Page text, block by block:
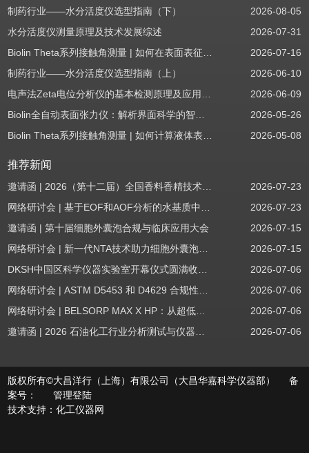
制药行业——水分活度仪选型指南（下）
2026-08-05
水分活度仪测量原理及技术发展综述
2026-07-31
Biolin Theta系列接触角测量 | 如何在表面表征应用中使用接触角：后退角
2026-07-16
制药行业——水分活度仪选型指南（上）
2026-06-10
电声法Zeta电位分析仪的基本检测原理及应用场景
2026-06-09
Biolin全自动表面张力仪：解析界面科学的智能之眼
2026-05-26
Biolin Theta系列接触角测量 | 如何计算液体表面张力分量
2026-05-08
推荐新闻
邀请函 | 2026（第十二届）全国香料香精技术交流年会
2026-07-23
网络研讨会 | 基于EOF和AOF分析的水基质中PFAS筛查
2026-07-23
邀请函 | 第十届细胞外囊泡合规与临床应用大会
2026-07-15
网络研讨会 | 新一代NTA技术助力细胞外囊泡质量评估与工艺开发
2026-07-15
DKSH中国区科学仪器实验室开幕仪式圆满收官！
2026-07-06
网络研讨会 | ASTM D5453 和 D4629 合规性：无需妥协
2026-07-06
网络研讨会 | BELSORP MAX X HP：从超低压物理吸附到高压吸附
2026-07-06
邀请函 | 2026 石油化工行业分析测试与仪器技术交流会（辽宁站）
2026-07-06
版权所有©大昌洋行（上海）有限公司（大昌华嘉科学仪器部） 备
案号：
管理登陆
技术支持：化工仪器网